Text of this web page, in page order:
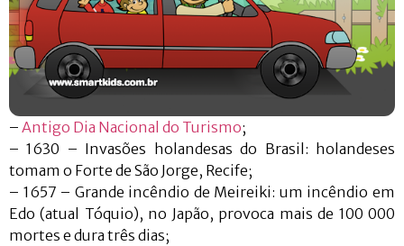
– Antigo Dia Nacional do Turismo;
– 1630 – Invasões holandesas do Brasil: holandeses
tomam o Forte de São Jorge, Recife;
– 1657 – Grande incêndio de Meireiki: um incêndio em
Edo (atual Tóquio), no Japão, provoca mais de 100 000
mortes e dura três dias;